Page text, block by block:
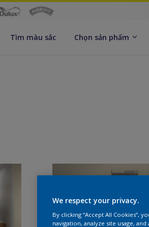
Tìm màu sắc Chọn sản phẩm
We respect your privacy.
By clicking “Accept All Cookies”,
navigation, analyze site usage,